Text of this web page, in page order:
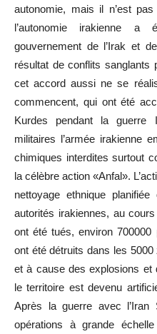
autonomie, mais il n’est pas
l’autonomie irakienne
gouvernement de l’Irak et
résultat de conflits sanglants
cet accord aussi ne se
commencent, qui ont été
Kurdes pendant la guerre
militaires l’armée irakienne
chimiques interdites surtout
la célèbre action «Anfal». L’
nettoyage ethnique
autorités irakiennes, au
ont été tués, environ
ont été détruits dans les
et à cause des explosions et
le territoire est devenu
Après la guerre avec l’Iran
opérations à grande